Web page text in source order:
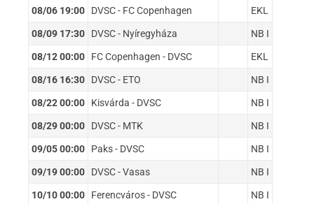
08/06 19:00 DVSC - FC Copenhagen EKL
08/09 17:30 DVSC - Nyíregyháza NB I
08/12 00:00 FC Copenhagen - DVSC EKL
08/16 16:30 DVSC - ETO NB I
08/22 00:00 Kisvárda - DVSC NB I
08/29 00:00 DVSC - MTK NB I
09/05 00:00 Paks - DVSC NB I
09/19 00:00 DVSC - Vasas NB I
10/10 00:00 Ferencváros - DVSC NB I